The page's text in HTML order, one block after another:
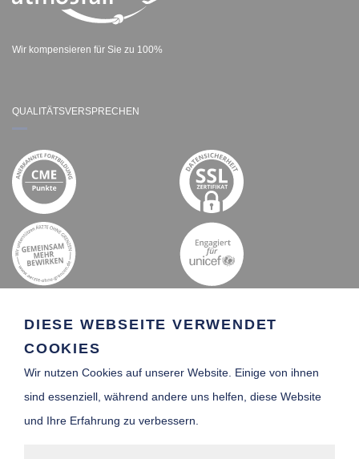
SCHIFFSARZT-
VERZEICHNIS
Wir kompensieren für Sie zu 100%
QUALITÄTSVERSPRECHEN
DIESE WEBSEITE VERWENDET
COOKIES
Wir nutzen Cookies auf unserer Website. Einige von ihnen
sind essenziell, während andere uns helfen, diese Website
und Ihre Erfahrung zu verbessern.